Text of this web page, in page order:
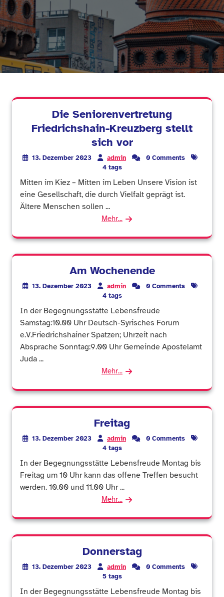
Die Seniorenvertretung
Friedrichshain-Kreuzberg stellt
sich vor
13. Dezember 2023 admin
0 Comments
4 tags
Mitten im Kiez – Mitten im Leben Unsere Vision ist
eine Gesellschaft, die durch Vielfalt geprägt ist.
Ältere Menschen sollen ...
Mehr...
Am Wochenende
13. Dezember 2023 admin
0 Comments
4 tags
In der Begegnungsstätte Lebensfreude
Samstag:10.00 Uhr Deutsch-Syrisches Forum
e.V.Friedrichshainer Spatzen; Uhrzeit nach
Absprache Sonntag:9.00 Uhr Gemeinde Apostelamt
Juda ...
Mehr...
Freitag
13. Dezember 2023 admin
0 Comments
4 tags
In der Begegnungsstätte Lebensfreude Montag bis
Freitag um 10 Uhr kann das offene Treffen besucht
werden. 10.00 und 11.00 Uhr ...
Mehr...
Donnerstag
13. Dezember 2023 admin
0 Comments
5 tags
In der Begegnungsstätte Lebensfreude Montag bis